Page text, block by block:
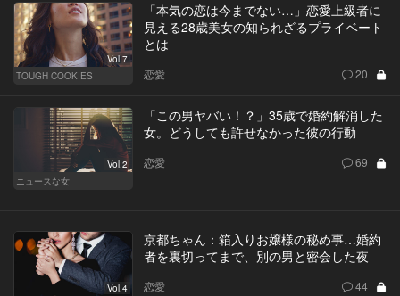
Vol.7
TOUGH COOKIES
「本気の恋は今までない…」恋愛上級者に
見える28歳美女の知られざるプライベート
とは
恋愛 20
Vol.2
ニュースな女
「この男ヤバい！？」35歳で婚約解消した
女。どうしても許せなかった彼の行動
恋愛 69
Vol.4
京都ちゃん：箱入りお嬢様の秘め事…婚約
者を裏切ってまで、別の男と密会した夜
恋愛 44